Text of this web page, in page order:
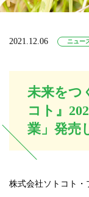
2021.12.06 ニュー
未来をつ
コト』
業」発売
株式会社ソトコト・